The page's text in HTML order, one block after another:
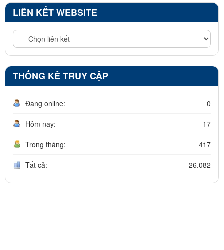
LIÊN KẾT WEBSITE
THỐNG KÊ TRUY CẬP
Đang online: 0
Hôm nay: 17
Trong tháng: 417
Tất cả: 26.082